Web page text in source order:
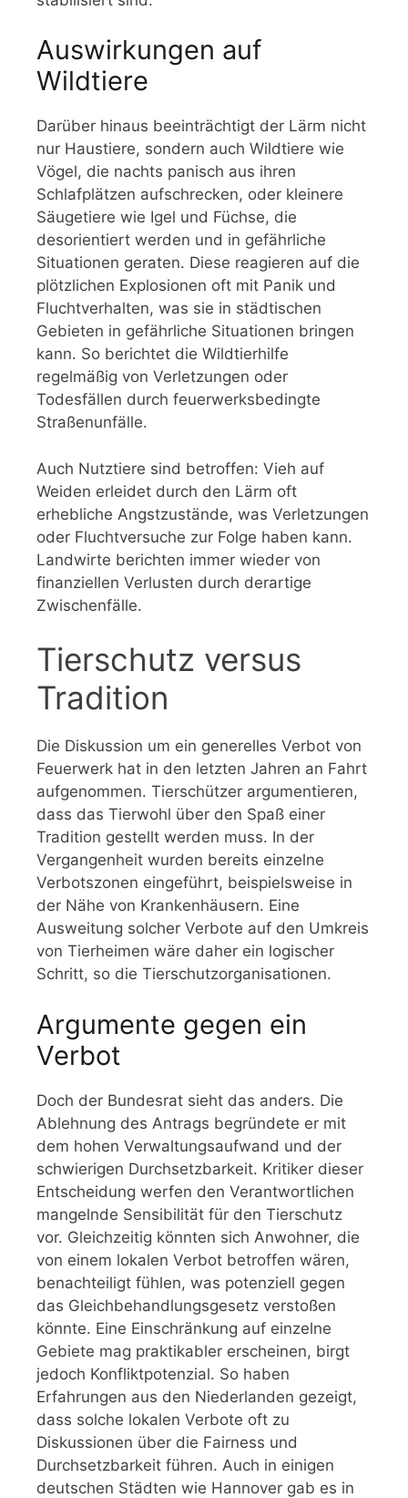
Auswirkungen auf
Wildtiere
Darüber hinaus beeinträchtigt der Lärm nicht
nur Haustiere, sondern auch Wildtiere wie
Vögel, die nachts panisch aus ihren
Schlafplätzen aufschrecken, oder kleinere
Säugetiere wie Igel und Füchse, die
desorientiert werden und in gefährliche
Situationen geraten. Diese reagieren auf die
plötzlichen Explosionen oft mit Panik und
Fluchtverhalten, was sie in städtischen
Gebieten in gefährliche Situationen bringen
kann. So berichtet die Wildtierhilfe
regelmäßig von Verletzungen oder
Todesfällen durch feuerwerksbedingte
Straßenunfälle.
Auch Nutztiere sind betroffen: Vieh auf
Weiden erleidet durch den Lärm oft
erhebliche Angstzustände, was Verletzungen
oder Fluchtversuche zur Folge haben kann.
Landwirte berichten immer wieder von
finanziellen Verlusten durch derartige
Zwischenfälle.
Tierschutz versus
Tradition
Die Diskussion um ein generelles Verbot von
Feuerwerk hat in den letzten Jahren an Fahrt
aufgenommen. Tierschützer argumentieren,
dass das Tierwohl über den Spaß einer
Tradition gestellt werden muss. In der
Vergangenheit wurden bereits einzelne
Verbotszonen eingeführt, beispielsweise in
der Nähe von Krankenhäusern. Eine
Ausweitung solcher Verbote auf den Umkreis
von Tierheimen wäre daher ein logischer
Schritt, so die Tierschutzorganisationen.
Argumente gegen ein
Verbot
Doch der Bundesrat sieht das anders. Die
Ablehnung des Antrags begründete er mit
dem hohen Verwaltungsaufwand und der
schwierigen Durchsetzbarkeit. Kritiker dieser
Entscheidung werfen den Verantwortlichen
mangelnde Sensibilität für den Tierschutz
vor. Gleichzeitig könnten sich Anwohner, die
von einem lokalen Verbot betroffen wären,
benachteiligt fühlen, was potenziell gegen
das Gleichbehandlungsgesetz verstoßen
könnte. Eine Einschränkung auf einzelne
Gebiete mag praktikabler erscheinen, birgt
jedoch Konfliktpotenzial. So haben
Erfahrungen aus den Niederlanden gezeigt,
dass solche lokalen Verbote oft zu
Diskussionen über die Fairness und
Durchsetzbarkeit führen. Auch in einigen
deutschen Städten wie Hannover gab es in